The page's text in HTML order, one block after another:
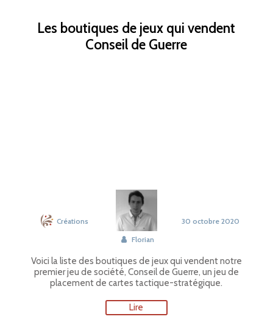
Les boutiques de jeux qui vendent
Conseil de Guerre
Créations
Florian
30 octobre 2020
Voici la liste des boutiques de jeux qui vendent notre
premier jeu de société, Conseil de Guerre, un jeu de
placement de cartes tactique-stratégique.
Lire